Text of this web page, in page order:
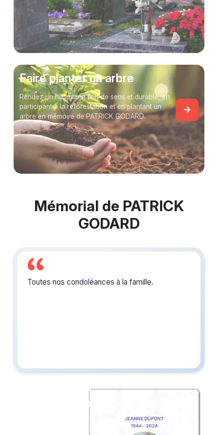
Faire planter un arbre
Rendez un hommage fort de sens et durable, en
participant à la reforestation et en plantant un
arbre en mémoire de PATRICK GODARD.
Mémorial de PATRICK
GODARD
Toutes nos condoléances à la famille.
Créez un album